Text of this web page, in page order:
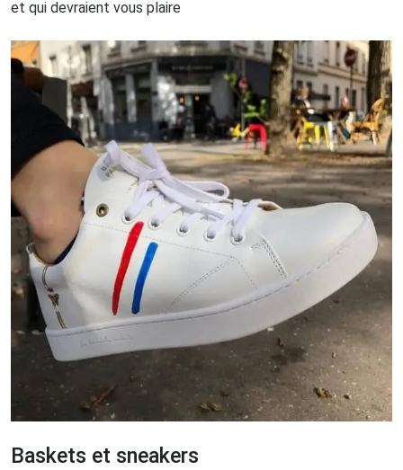
et qui devraient vous plaire
Baskets et sneakers